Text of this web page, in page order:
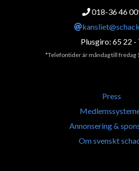
018-36 46
Plusgiro: 65 22 -
*Telefontider är måndag till fredag
Press
Annonsering &
Om svenskt